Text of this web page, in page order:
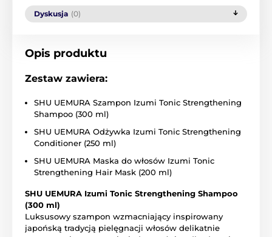
Dyskusja (0)
Opis produktu
Zestaw zawiera:
SHU UEMURA Szampon Izumi Tonic Strengthening
Shampoo (300 ml)
SHU UEMURA Odżywka Izumi Tonic Strengthening
Conditioner (250 ml)
SHU UEMURA Maska do włosów Izumi Tonic
Strengthening Hair Mask (200 ml)
SHU UEMURA Izumi Tonic Strengthening Shampoo
(300 ml)
Luksusowy szampon wzmacniający inspirowany
japońską tradycją pielęgnacji włosów delikatnie